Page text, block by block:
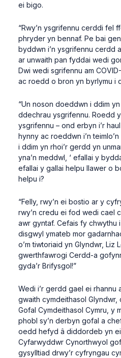
ei bigo.
“Rwy’n ysgrifennu cerddi fel
phryder yn bennaf. Pe bai
byddwn i’n ysgrifennu cerdd
ar unwaith pan fyddai wedi
Dwi wedi sgrifennu am
ac roedd o bron yn byrlymu i
“Un noson doeddwn i ddim
ddechrau ysgrifennu. Roedd
ysgrifennu – ond erbyn i’r
hynny ac roeddwn i’n
i ddim yn rhoi’r gerdd yn
yna’n meddwl, ‘ efallai y
efallai y gallai helpu llawer o
helpu i?
“Felly, rwy’n ei bostio ar y
rwy’n credu ei fod wedi cael
awr gyntaf. Cefais fy
disgwyl ymateb mor
o’m tiwtoriaid yn Glyndwr, Liz
gwerthfawrogi Cerdd-a
gyda’r Brifysgol!”
Wedi i’r gerdd gael ei rhannu
gwaith cymdeithasol
Gofal Cymdeithasol Cymru, y
phobl sy’n derbyn gofal a
oedd hefyd â diddordeb yn
Cyfarwyddwr Cynorthwyol
gysylltiad drwy’r cyfryngau